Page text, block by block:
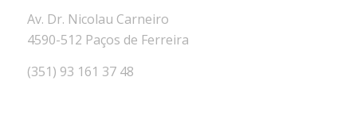
Av. Dr. Nicolau Carneiro
4590-512 Paços de Ferreira
(351) 93 161 37 48